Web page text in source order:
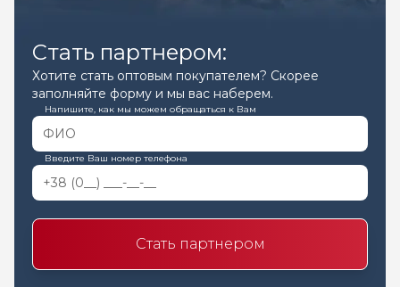
Стать партнером:
Хотите стать оптовым покупателем? Скорее
заполняйте форму и мы вас наберем.
Напишите, как мы можем обращаться к Вам
Введите Ваш номер телефона
Стать партнером